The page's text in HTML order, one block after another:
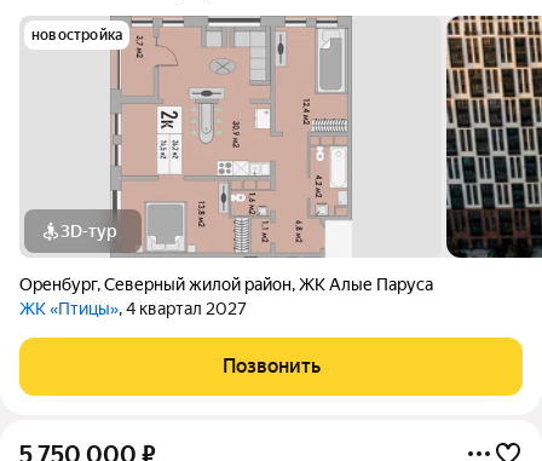
новостройка
3D-тур
Оренбург,Северный жилой район,ЖК Алые Паруса
ЖК «Птицы», 4 квартал 2027
Позвонить
5 750 000 ₽